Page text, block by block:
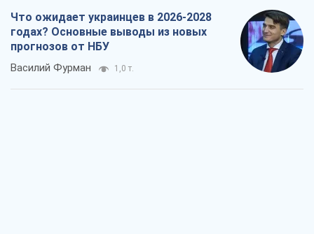
Что ожидает украинцев в 2026-2028
годах? Основные выводы из новых
прогнозов от НБУ
Василий Фурман 1,0 т.